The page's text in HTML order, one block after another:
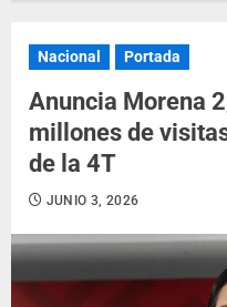
Nacional Portada
Anuncia Morena
millones de
de la 4T
JUNIO 3, 2026